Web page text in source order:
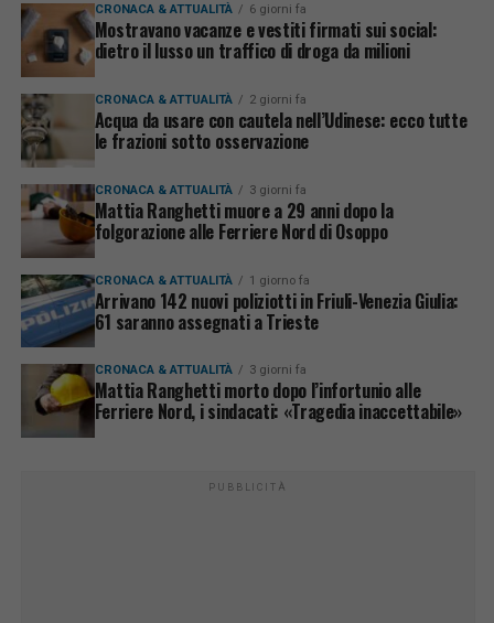
CRONACA & ATTUALITÀ 6 giorni fa
Mostravano vacanze e vestiti firmati sui social:
dietro il lusso un traffico di droga da milioni
CRONACA & ATTUALITÀ 2 giorni fa
Acqua da usare con cautela nell’Udinese: ecco tutte
le frazioni sotto osservazione
CRONACA & ATTUALITÀ 3 giorni fa
Mattia Ranghetti muore a 29 anni dopo la
folgorazione alle Ferriere Nord di Osoppo
CRONACA & ATTUALITÀ 1 giorno fa
Arrivano 142 nuovi poliziotti in Friuli-Venezia Giulia:
61 saranno assegnati a Trieste
CRONACA & ATTUALITÀ 3 giorni fa
Mattia Ranghetti morto dopo l’infortunio alle
Ferriere Nord, i sindacati: «Tragedia inaccettabile»
PUBBLICITÀ